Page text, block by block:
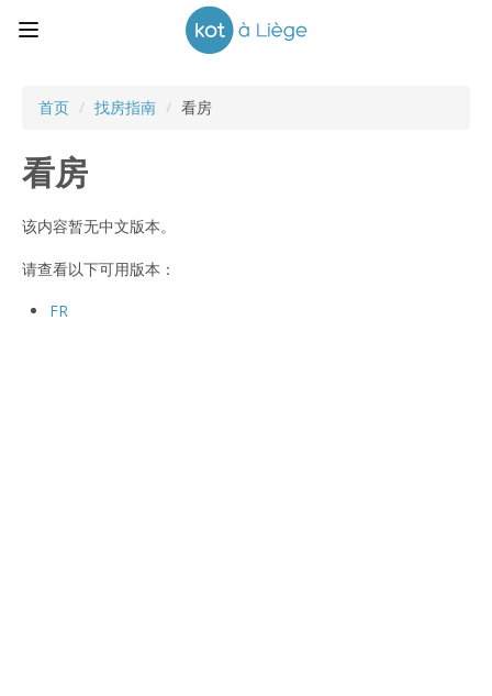
首页 / 找房指南 / 看房
看房
该内容暂无中文版本。
请查看以下可用版本：
FR